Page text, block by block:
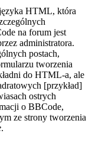
HTML, która
na forum jest
administratora.
postach,
tworzenia
do HTML-a, ale
[przykład]
ostrych
o BBCode,
ze strony tworzenia
.